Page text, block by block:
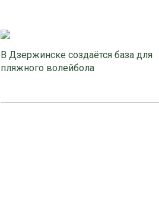
В Дзержинске создаётся база для
пляжного волейбола